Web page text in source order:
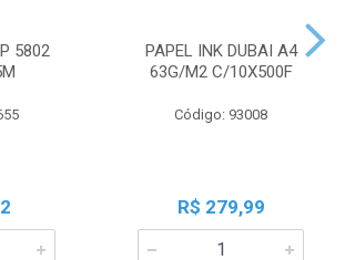
5802
PAPEL INK DUBAI A4
63G/M2 C/10X500F
Código: 93008
R$ 279,99